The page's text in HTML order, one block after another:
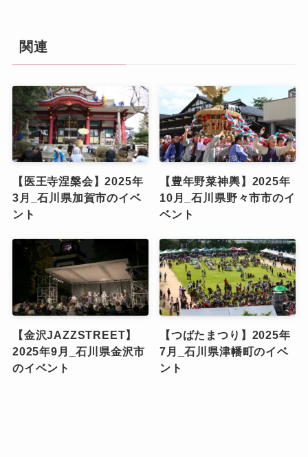
関連
【医王寺涅槃会】2025年
3月_石川県加賀市のイベ
ント
【豊年野菜神輿】2025年
10月_石川県野々市市のイ
ベント
【金沢JAZZSTREET】
2025年9月_石川県金沢市
のイベント
【つばたまつり】2025年
7月_石川県津幡町のイベ
ント